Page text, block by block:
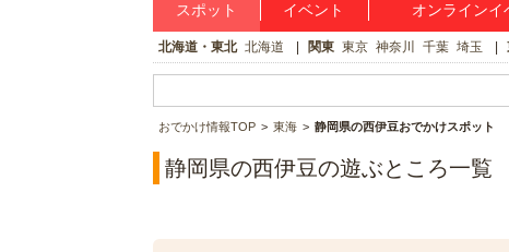
スポット イベント オンラインイ
北海道・東北 北海道 関東 東京 神奈川 千葉 埼玉
おでかけ情報TOP 東海 静岡県の西伊豆おでかけスポット
静岡県の西伊豆の遊ぶところ一覧